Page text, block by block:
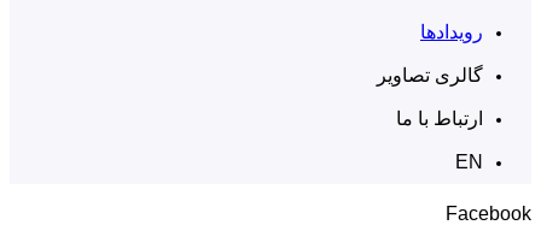
رویدادها
گالری تصاویر
ارتباط با ما
EN
Facebook